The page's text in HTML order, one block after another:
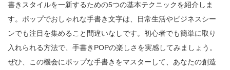
書きスタイルを一新するための5つの基本テクニックを紹介しま
す。ポップでおしゃれな手書き文字は、日常生活やビジネスシー
ンでも注目を集めること間違いなしです。初心者でも簡単に取り
入れられる方法で、手書きPOPの楽しさを実感してみましょう。
ぜひ、この機会にポップな手書きをマスターして、あなたの創造